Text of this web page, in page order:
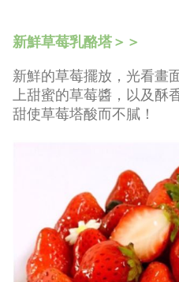
新鮮草莓乳酪塔＞＞
新鮮的草莓擺放，光看畫
上甜蜜的草莓醬，以及酥
甜使草莓塔酸而不膩！